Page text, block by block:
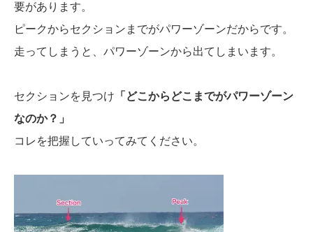
要があります。
ピークからセクションまでがパワーゾーンだからです。
走ってしまうと、パワーゾーンから出てしまいます。
セクションを見つけ 「どこからどこまでがパワーゾーン
なのか？」
コレを把握していってみてください。